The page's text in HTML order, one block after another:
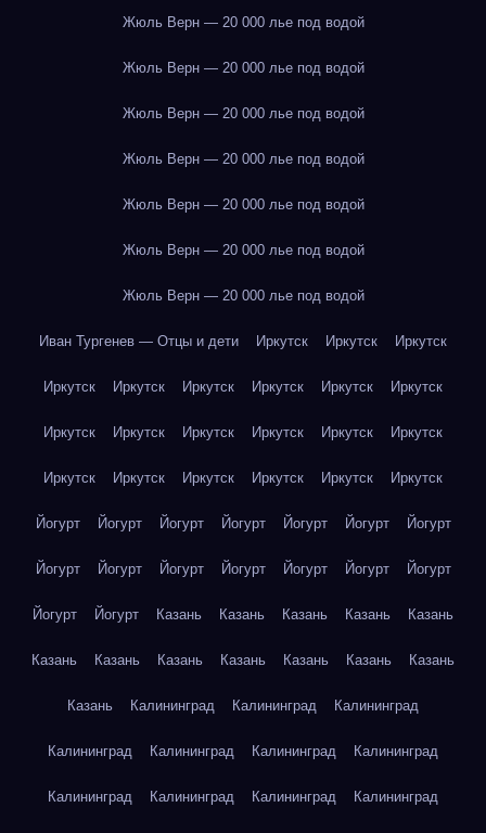
Жюль Верн — 20 000 лье под водой
Жюль Верн — 20 000 лье под водой
Жюль Верн — 20 000 лье под водой
Жюль Верн — 20 000 лье под водой
Жюль Верн — 20 000 лье под водой
Жюль Верн — 20 000 лье под водой
Жюль Верн — 20 000 лье под водой
Иван Тургенев — Отцы и дети Иркутск Иркутск Иркутск
Иркутск Иркутск Иркутск Иркутск Иркутск Иркутск
Иркутск Иркутск Иркутск Иркутск Иркутск Иркутск
Иркутск Иркутск Иркутск Иркутск Иркутск Иркутск
Йогурт Йогурт Йогурт Йогурт Йогурт Йогурт Йогурт
Йогурт Йогурт Йогурт Йогурт Йогурт Йогурт Йогурт
Йогурт Йогурт Казань Казань Казань Казань Казань
Казань Казань Казань Казань Казань Казань Казань
Казань Калининград Калининград Калининград
Калининград Калининград Калининград Калининград
Калининград Калининград Калининград Калининград